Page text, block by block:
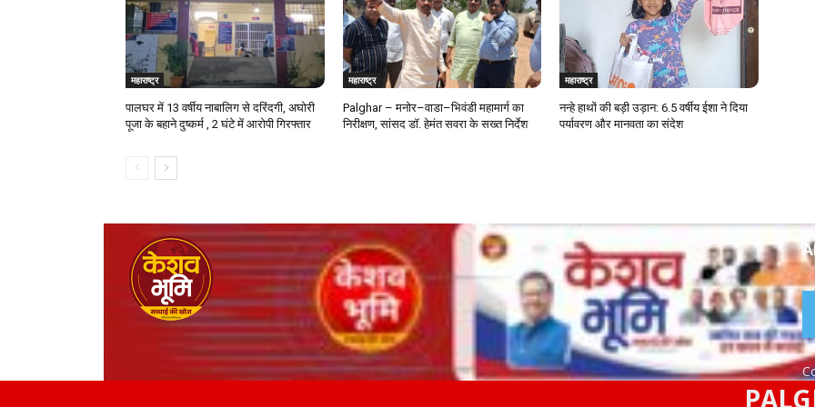
महाराष्ट्र
पालघर में 13 वर्षीय नाबालिग से दरिंदगी, अघोरी
पूजा के बहाने दुष्कर्म , 2 घंटे में आरोपी गिरफ्तार
महाराष्ट्र
Palghar – मनोर–वाडा–भिवंडी महामार्ग का
निरीक्षण, सांसद डॉ. हेमंत सवरा के सख्त निर्देश
महाराष्ट्र
नन्हे हाथों की बड़ी उड़ान: 6.5 वर्षीय ईशा ने दिया
पर्यावरण और मानवता का संदेश
Home
PALGHAR